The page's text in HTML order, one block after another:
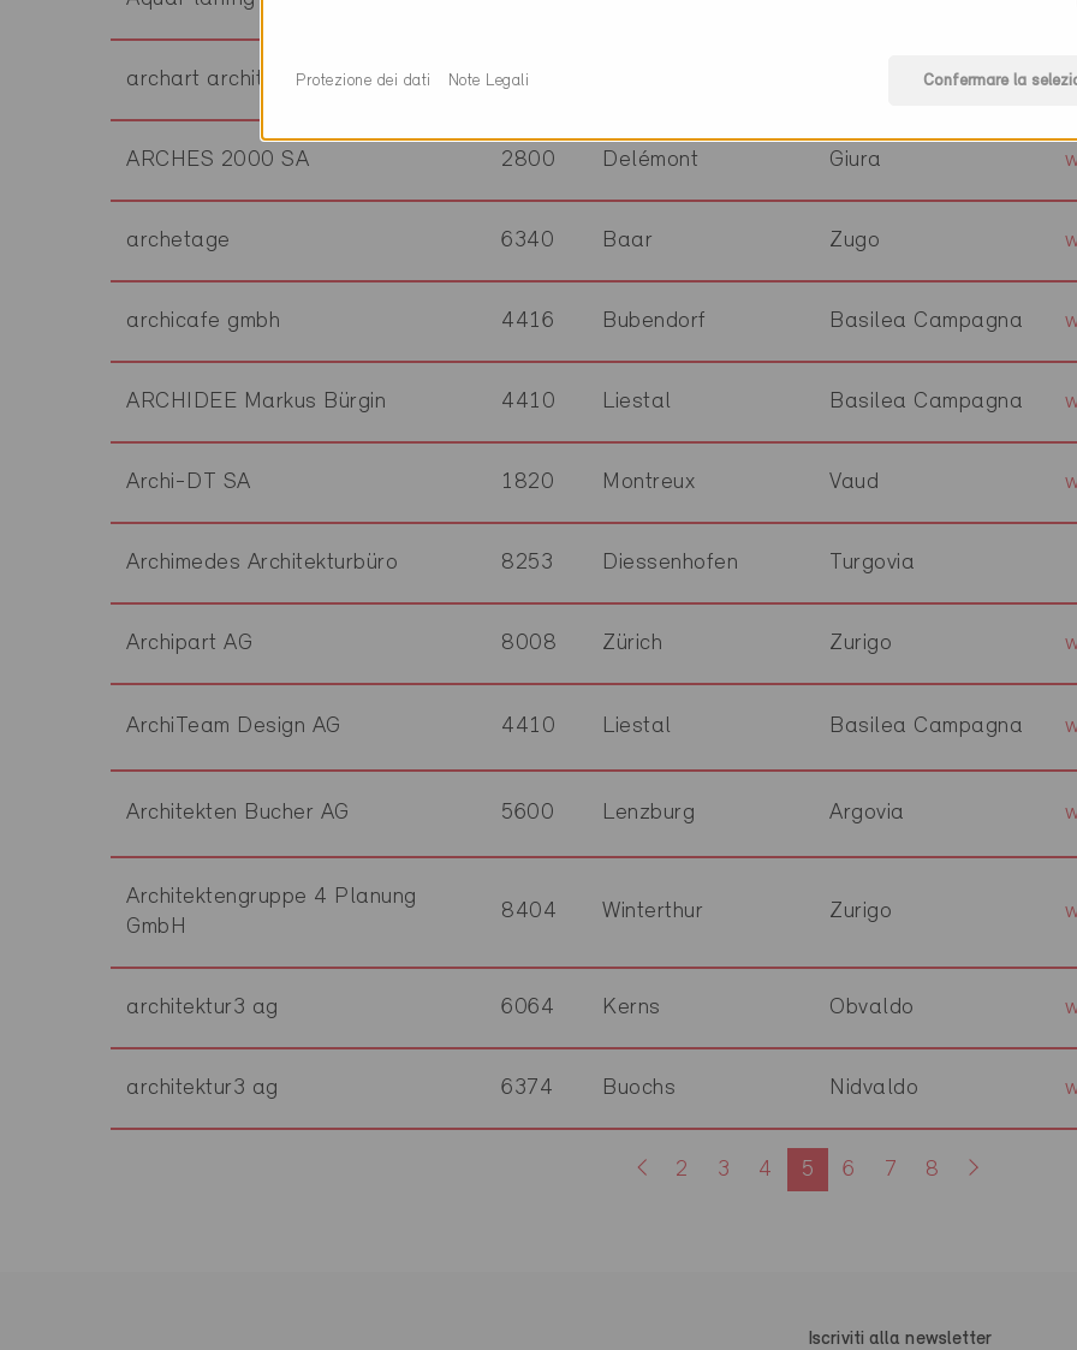
archart architektur ag 3613
ARCHES 2000 SA 2800 Delémont Giura
archetage 6340 Baar Zugo
archicafe gmbh 4416 Bubendorf Basilea Campagna
ARCHIDEE Markus Bürgin 4410 Liestal Basilea Campagna
Archi-DT SA 1820 Montreux Vaud
Archimedes Architekturbüro 8253 Diessenhofen Turgovia
Archipart AG 8008 Zürich Zurigo
ArchiTeam Design AG 4410 Liestal Basilea Campagna
Architekten Bucher AG 5600 Lenzburg Argovia
Architektengruppe 4 Planung
GmbH
8404 Winterthur Zurigo
architektur3 ag 6064 Kerns Obvaldo
architektur3 ag 6374 Buochs Nidvaldo
2 3 4 5 6 7 8
Iscriviti alla newsletter
Confermare la
Protezione dei dati Note Legali